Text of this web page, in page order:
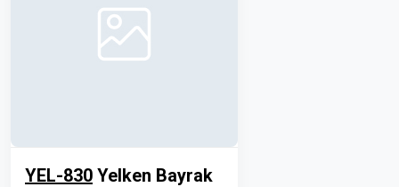
YEL-830 Yelken Bayrak